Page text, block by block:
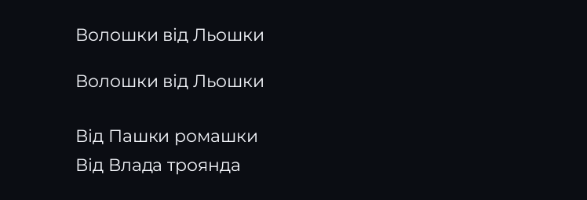
Волошки від Льошки
Волошки від Льошки
Від Пашки ромашки
Від Влада троянда